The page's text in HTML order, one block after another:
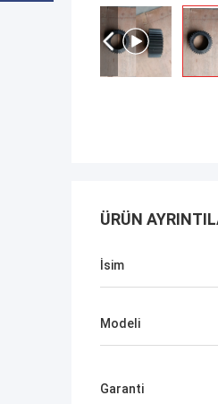
ÜRÜN
İsim
Modeli
Garanti